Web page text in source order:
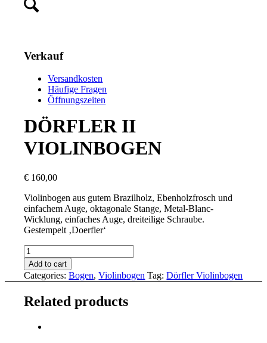
Verkauf
Versandkosten
Häufige Fragen
Öffnungszeiten
DÖRFLER II
VIOLINBOGEN
€ 160,00
Violinbogen aus gutem Brazilholz, Ebenholzfrosch und
einfachem Auge, oktagonale Stange, Metal-Blanc-
Wicklung, einfaches Auge, dreiteilige Schraube.
Gestempelt ‚Doerfler‘
DÖRFLER
II
VIOLINBOGEN
quantity
Add to cart
Categories:Bogen,Violinbogen Tag:Dörfler Violinbogen
Related products